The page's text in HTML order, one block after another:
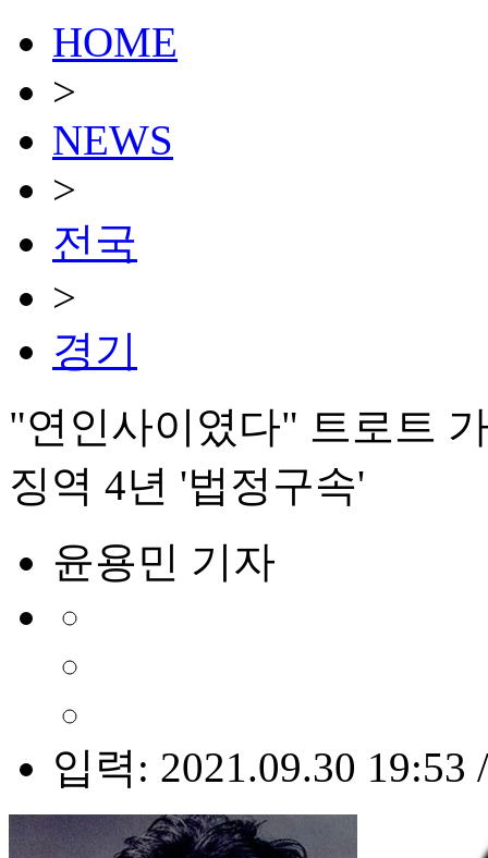
HOME
>
NEWS
>
전국
>
경기
"연인사이였다" 트로트
징역 4년 '법정구속'
윤용민 기자
입력: 2021.09.30 19:53